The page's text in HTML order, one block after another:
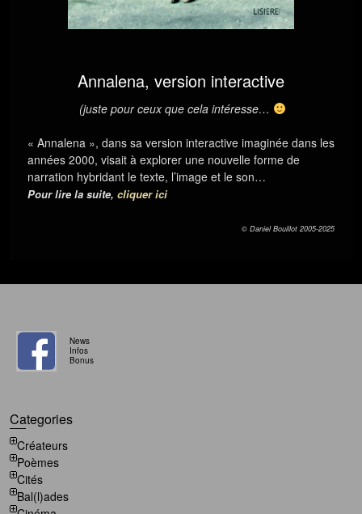
Annalena, version interactive
(juste pour ceux que cela intéresse…
« Annalena », dans sa version interactive imaginée dans les
années 2000, visait à explorer une nouvelle forme de
narration hybridant le texte, l’image et le son…
Pour lire la suite, cliquer ici
© Daniel Bouillot 2005-2025
News
Infos
Bonus
Categories
Créateurs
Poèmes
Cités
Bal(l)ades